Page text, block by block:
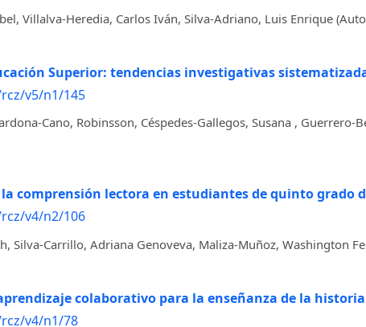
Villalva-Heredia, Carlos Iván, Silva-Adriano, Luis Enrique
Superior: tendencias investigativas
v5/n1/145
Cano, Robinsson, Céspedes-Gallegos, Susana , Guerrero-
comprensión lectora en estudiantes de quinto grado
v4/n2/106
Silva-Carrillo, Adriana Genoveva, Maliza-Muñoz, Washington
colaborativo para la enseñanza de la
v4/n1/78